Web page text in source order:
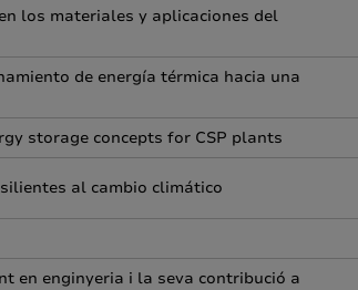
los materiales y aplicaciones del
de energía térmica hacia una
storage concepts for CSP plants
al cambio climático
en enginyeria i la seva contribució a